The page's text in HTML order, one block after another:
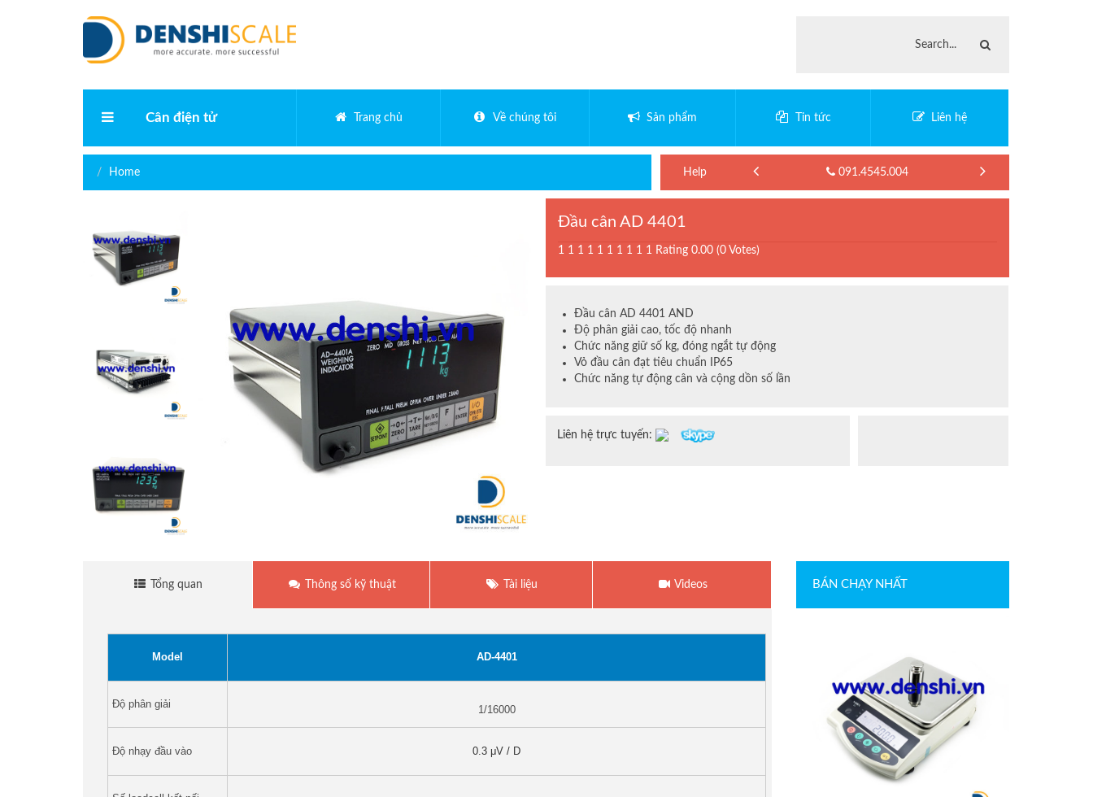
Cân điện tử
Cân bàn điện tử
Cân điện tử bỏ túi
Cân sàn điện tử
Cân mủ cao su
Cân giá rẻ
Cân tính tiền
Cân sức khỏe
Cân phân tích độ ẩm
Trang chủ Về chúng tôi Sản phẩm Tin tức Liên hệ
Home Help 091.4545.004
Đầu cân AD 4401
1 1 1 1 1 1 1 1 1 1 Rating 0.00 (0 Votes)
Đầu cân AD 4401 AND
Độ phân giải cao, tốc độ nhanh
Chức năng giữ số kg, đóng ngắt tự động
Vỏ đầu cân đạt tiêu chuẩn IP65
Chức năng tự động cân và cộng dồn số lần
Liên hệ trực tuyến:
Tổng quan Thông số kỹ thuật Tài liệu Videos
Model AD-4401
Độ phân giải 1/16000
Độ nhạy đầu vào 0.3 μV / D
BÁN CHẠY NHẤT